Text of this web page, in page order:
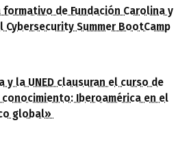
de Fundación Carolina y
Cybersecurity Summer BootCamp
y la UNED clausuran el curso de
Iberoamérica en el
global»